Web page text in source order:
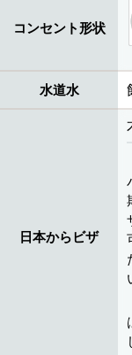
コンセント形状
水道水
日本からビザ